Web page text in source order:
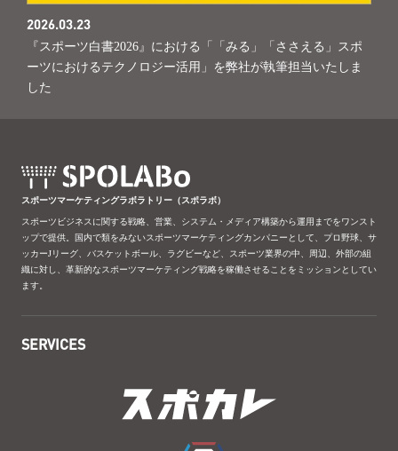
2026.03.23
『スポーツ白書2026』における「「みる」「ささえる」スポ
ーツにおけるテクノロジー活用」を弊社が執筆担当いたしま
した
スポーツマーケティングラボラトリー（スポラボ）
スポーツビジネスに関する戦略、営業、システム・メディア構築から運用までをワンスト
ップで提供。国内で類をみないスポーツマーケティングカンパニーとして、プロ野球、サ
ッカーJリーグ、バスケットボール、ラグビーなど、スポーツ業界の中、周辺、外部の組
織に対し、革新的なスポーツマーケティング戦略を稼働させることをミッションとしてい
ます。
SERVICES